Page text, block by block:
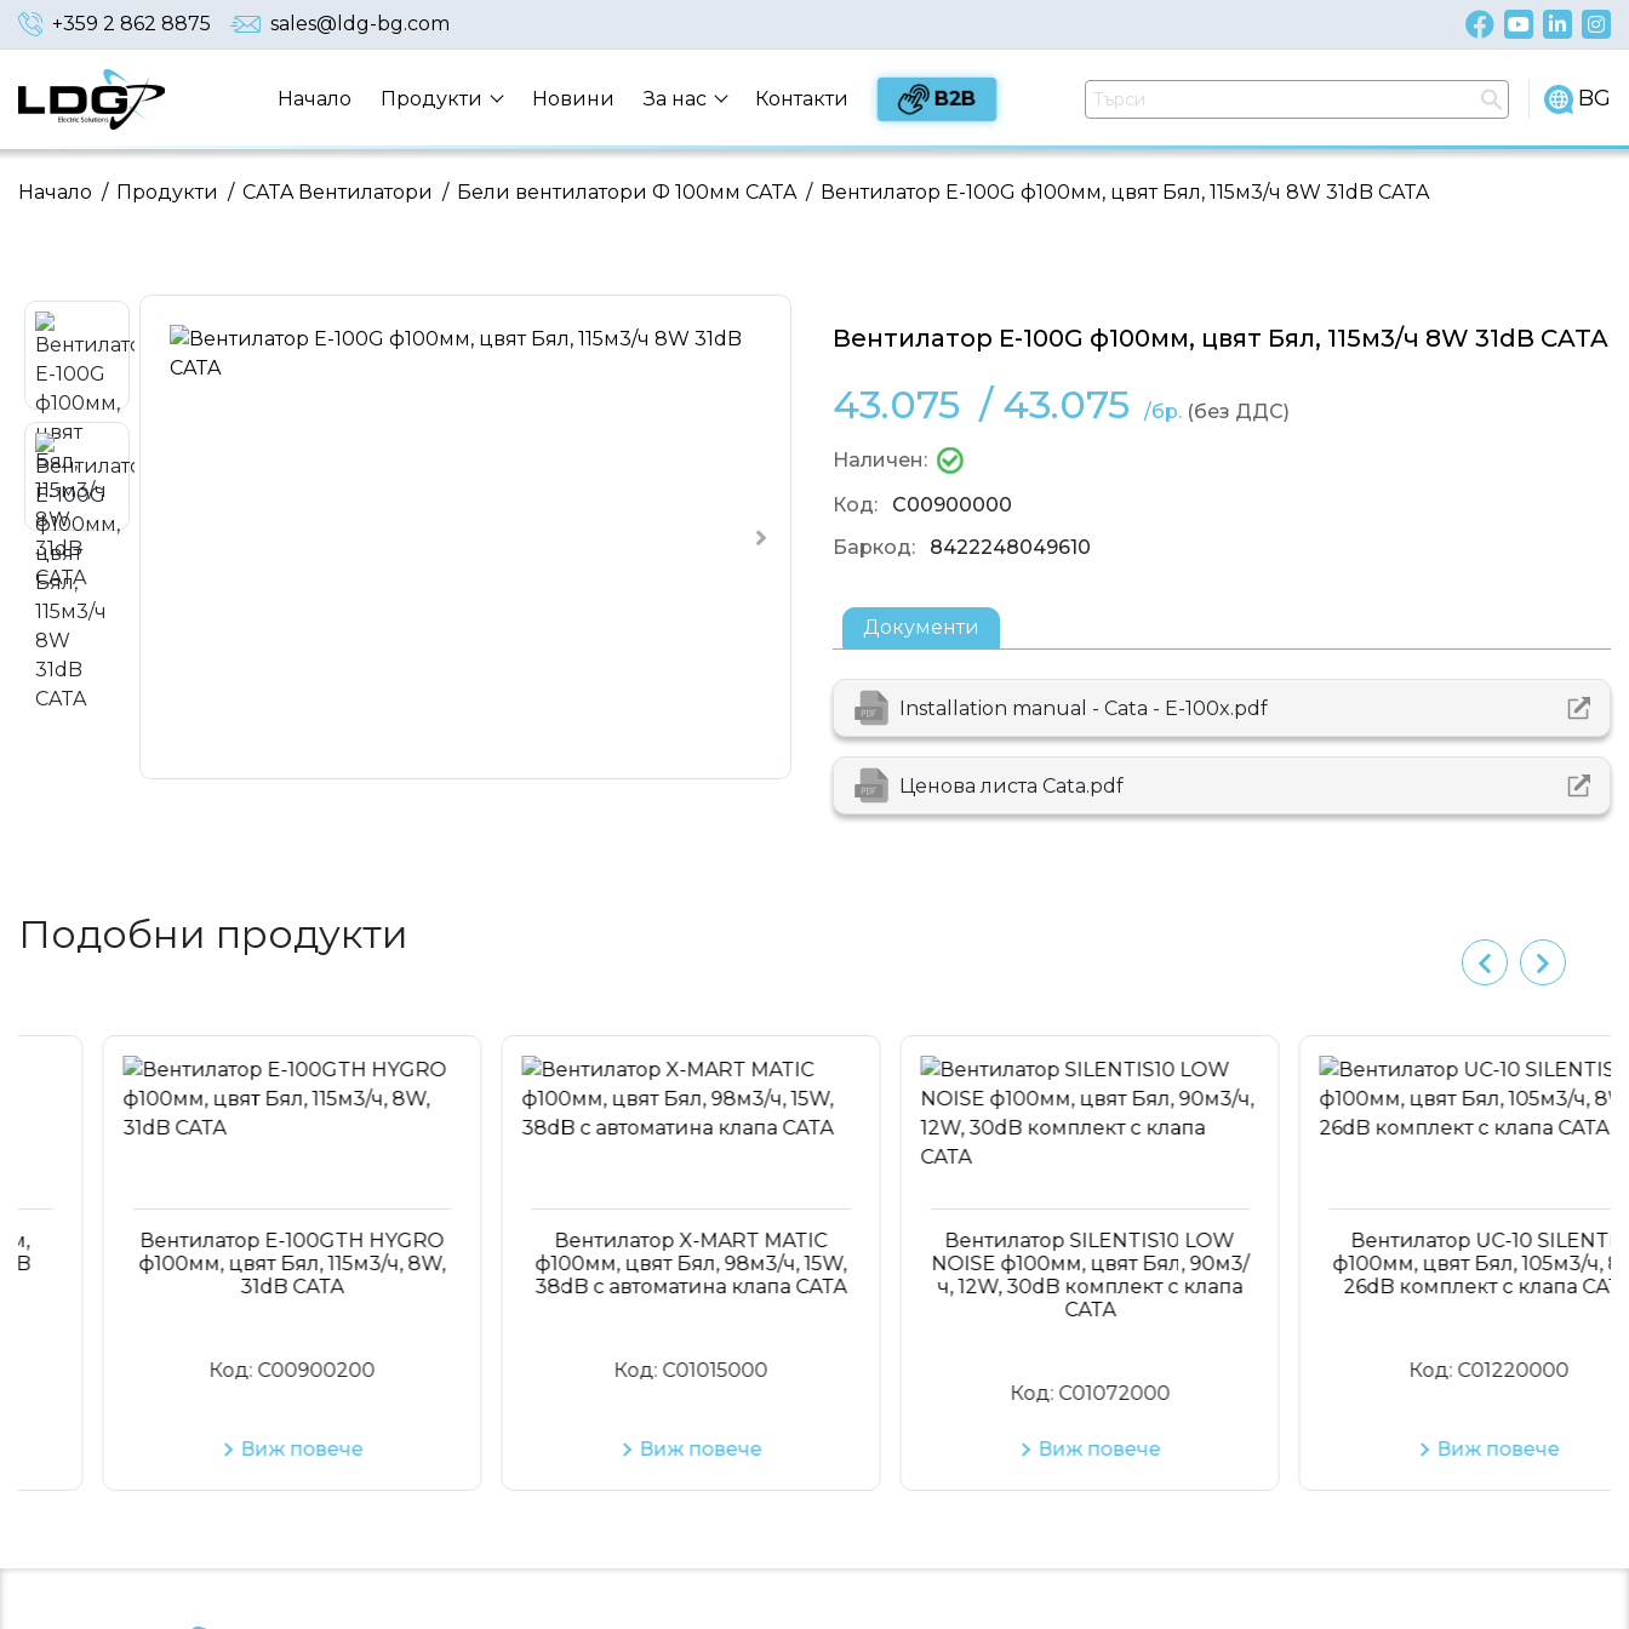
+359 2 862 8875 sales@ldg-bg.com
Начало Продукти Новини За нас Контакти B2B BG
/
Начало /
Продукти /
CATA Вентилатори /
Бели вентилатори Ф 100мм CATA Вентилатор E-100G ф100мм, цвят Бял, 115м3/ч 8W 31dB CATA
Вентилатор E-100G ф100мм, цвят Бял, 115м3/ч 8W 31dB CATA
43.075
/
43.075 /бр. (без ДДС)
Наличен:
Код:
C00900000
Баркод:
8422248049610
Документи
Installation manual - Cata - E-100x.pdf
Ценова листа Cata.pdf
Подобни продукти
Вентилатор E-100GTH HYGRO
ф100мм, цвят Бял, 115м3/ч, 8W,
31dB CATA
C00900200
Виж повече
Вентилатор X-MART MATIC
ф100мм, цвят Бял, 98м3/ч, 15W,
38dB с автоматина клапа CATA
C01015000
Виж повече
Вентилатор SILENTIS10 LOW
NOISE ф100мм, цвят Бял, 90м3/
ч, 12W, 30dB комплект с клапа
C01072000
Виж повече
Вентилатор UC-10 SILENTIS
ф100мм, цвят Бял, 105м3/ч, 8W,
26dB комплект с клапа CATA
C01220000
Виж повече